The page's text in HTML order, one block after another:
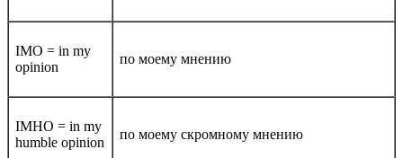
IMO = in my
opinion
по моему мнению
IMHO = in my
humble opinion
по моему скромному мнению